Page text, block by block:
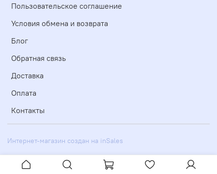
Пользовательское соглашение
Условия обмена и возврата
Блог
Обратная связь
Доставка
Оплата
Контакты
Интернет-магазин создан на inSales